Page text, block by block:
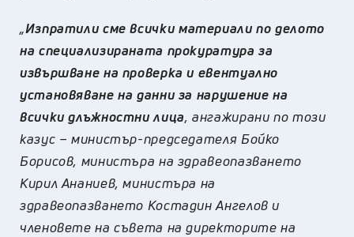
„Изпратили сме всички материали по делото
на специализираната прокуратура за
извършване на проверка и евентуално
установяване на данни за нарушение на
всички длъжностни лица, ангажирани по този
казус – министър-председателя Бойко
Борисов, министъра на здравеопазването
Кирил Ананиев, министъра на
здравеопазването Костадин Ангелов и
членовете на съвета на директорите на